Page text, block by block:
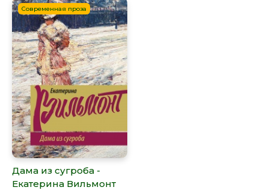
Современная проза
Дама из сугроба -
Екатерина Вильмонт